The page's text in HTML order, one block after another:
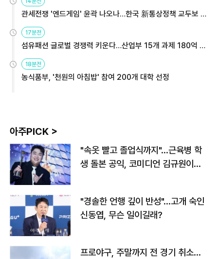
관세전쟁 '엔드게임' 윤곽 나오나…한국 新통상정책 교두보 활
용해야
17분전
섬유패션 글로벌 경쟁력 키운다…산업부 15개 과제 180억 지
원
18분전
농식품부, '천원의 아침밥' 참여 200개 대학 선정
아주PICK >
"속옷 빨고 졸업식까지"…근육병 학
생 돌본 공익, 코미디언 김규원이었
"경솔한 언행 깊이 반성"…고개 숙인
신동엽, 무슨 일이길래?
프로야구, 주말까지 전 경기 취소…